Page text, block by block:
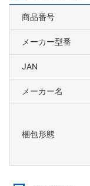
商品番号
メーカー型番
JAN
メーカー名
梱包形態